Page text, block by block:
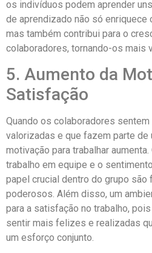
os indivíduos podem aprender
de aprendizado não só enriquece
mas também contribui para o
colaboradores, tornando-os mais
5. Aumento da
Satisfação
Quando os colaboradores
valorizadas e que fazem parte
motivação para trabalhar
trabalho em equipe e o
papel crucial dentro do grupo
poderosos. Além disso, um
para a satisfação no trabalho,
sentir mais felizes e realizadas
um esforço conjunto.